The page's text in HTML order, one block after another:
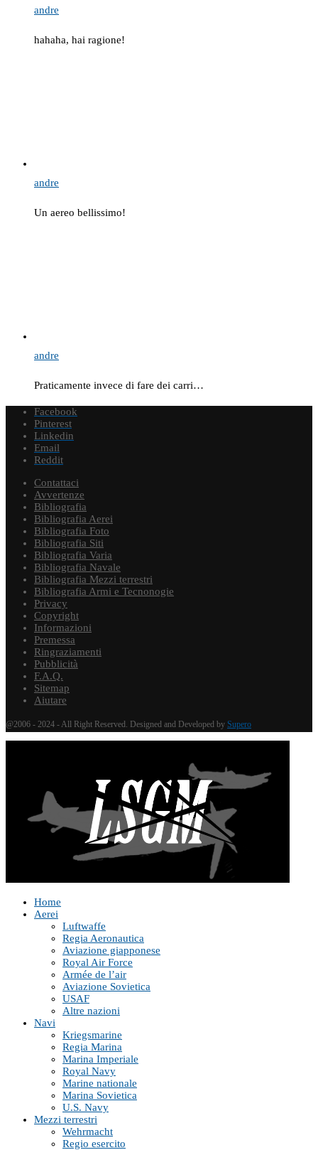
andre
hahaha, hai ragione!
andre
Un aereo bellissimo!
andre
Praticamente invece di fare dei carri…
Facebook
Pinterest
Linkedin
Email
Reddit
Contattaci
Avvertenze
Bibliografia
Bibliografia Aerei
Bibliografia Foto
Bibliografia Siti
Bibliografia Varia
Bibliografia Navale
Bibliografia Mezzi terrestri
Bibliografia Armi e Tecnonogie
Privacy
Copyright
Informazioni
Premessa
Ringraziamenti
Pubblicità
F.A.Q.
Sitemap
Aiutare
@2006 - 2024 - All Right Reserved. Designed and Developed by Supero
Home
Aerei
Luftwaffe
Regia Aeronautica
Aviazione giapponese
Royal Air Force
Armée de l’air
Aviazione Sovietica
USAF
Altre nazioni
Navi
Kriegsmarine
Regia Marina
Marina Imperiale
Royal Navy
Marine nationale
Marina Sovietica
U.S. Navy
Mezzi terrestri
Wehrmacht
Regio esercito